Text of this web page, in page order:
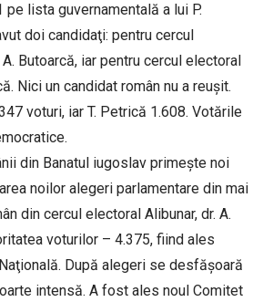
lista guvernamentală a lui P.
doi candidaţi: pentru cercul
Butoarcă, iar pentru cercul electoral
Nici un candidat român nu a reuşit.
voturi, iar T. Petrică 1.608. Votările
din Banatul iugoslav primeşte noi
noilor alegeri parlamentare din mai
din cercul electoral Alibunar, dr. A.
voturilor – 4.375, fiind ales
După alegeri se desfăşoară
intensă. A fost ales noul Comitet